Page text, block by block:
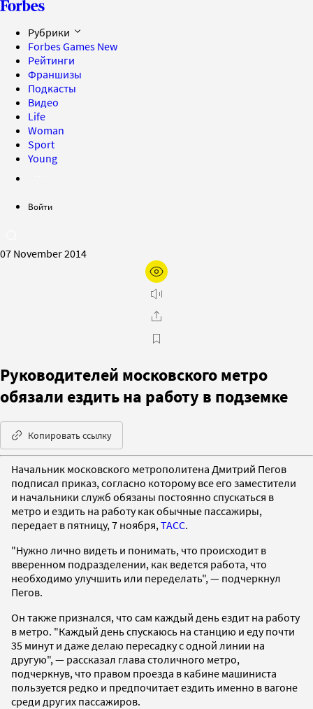
Рубрики
Forbes Games New
Рейтинги
Франшизы
Подкасты
Видео
Life
Woman
Sport
Young
Войти
07 November 2014
Руководителей московского метро
обязали ездить на работу в подземке
Копировать ссылку
Начальник московского метрополитена Дмитрий Пегов
подписал приказ, согласно которому все его заместители
и начальники служб обязаны постоянно спускаться в
метро и ездить на работу как обычные пассажиры,
передает в пятницу, 7 ноября, ТАСС.
"Нужно лично видеть и понимать, что происходит в
вверенном подразделении, как ведется работа, что
необходимо улучшить или переделать", — подчеркнул
Пегов.
Он также признался, что сам каждый день ездит на работу
в метро. "Каждый день спускаюсь на станцию и еду почти
35 минут и даже делаю пересадку с одной линии на
другую", — рассказал глава столичного метро,
подчеркнув, что правом проезда в кабине машиниста
пользуется редко и предпочитает ездить именно в вагоне
среди других пассажиров.